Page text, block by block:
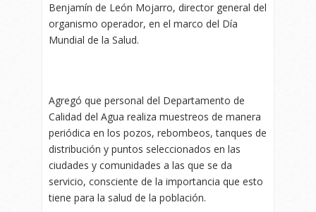
Benjamín de León Mojarro, director general del
organismo operador, en el marco del Día
Mundial de la Salud.
Agregó que personal del Departamento de
Calidad del Agua realiza muestreos de manera
periódica en los pozos, rebombeos, tanques de
distribución y puntos seleccionados en las
ciudades y comunidades a las que se da
servicio, consciente de la importancia que esto
tiene para la salud de la población.